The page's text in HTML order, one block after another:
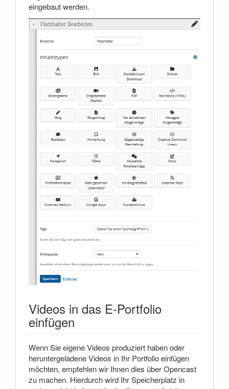
eingebaut werden.
Videos in das E-Portfolio
einfügen
Wenn Sie eigene Videos produziert haben oder
heruntergeladene Videos in Ihr Portfolio einfügen
möchten, empfehlen wir Ihnen dies über Opencast
zu machen. Hierdurch wird Ihr Speicherplatz in